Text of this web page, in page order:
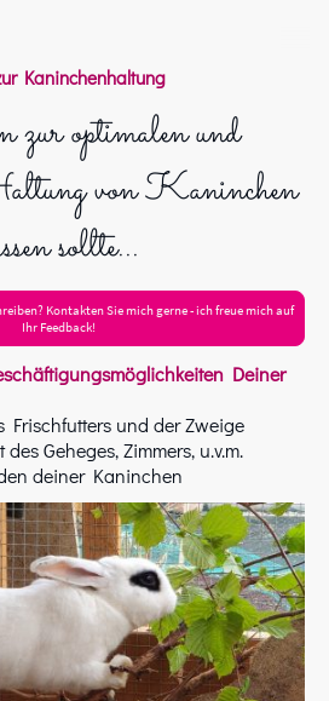
Kaninchenhaltung
optimalen und
von Kaninchen
sollte...
Kontakten Sie mich gerne - ich freue mich auf
Ihr Feedback!
Deiner
Frischfutters und der Zweige
Geheges, Zimmers, u.v.m.
deiner Kaninchen